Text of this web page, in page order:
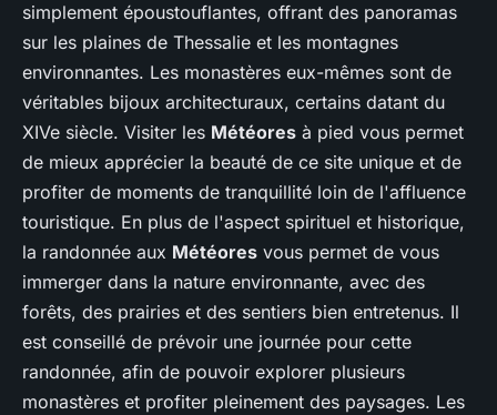
simplement époustouflantes, offrant des panoramas
sur les plaines de Thessalie et les montagnes
environnantes. Les monastères eux-mêmes sont de
véritables bijoux architecturaux, certains datant du
XIVe siècle. Visiter les Météores à pied vous permet
de mieux apprécier la beauté de ce site unique et de
profiter de moments de tranquillité loin de l'affluence
touristique. En plus de l'aspect spirituel et historique,
la randonnée aux Météores vous permet de vous
immerger dans la nature environnante, avec des
forêts, des prairies et des sentiers bien entretenus. Il
est conseillé de prévoir une journée pour cette
randonnée, afin de pouvoir explorer plusieurs
monastères et profiter pleinement des paysages. Les